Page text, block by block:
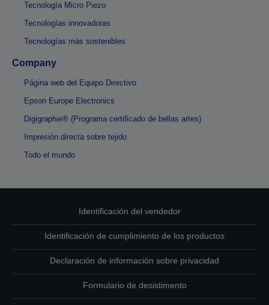
Tecnología Micro Piezo
Tecnologías innovadoras
Tecnologías más sostenibles
Company
Página web del Equipo Directivo
Epson Europe Electronics
Digigraphie® (Programa certificado de bellas artes)
Impresión directa sobre tejido
Todo el mundo
Identificación del vendedor
Identificación de cumplimiento de los productos
Declaración de información sobre privacidad
Formulario de desistimento